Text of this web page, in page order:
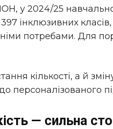
у 2024/25
інклюзивних класів,
потребами. Для
кількості, а й
персоналізованого
— сильна